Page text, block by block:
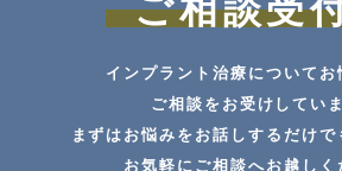
ご相談受
インプラント治療についてお
ご相談をお受けしていま
まずはお悩みをお話しするだけで
お気軽にご相談へお越しく